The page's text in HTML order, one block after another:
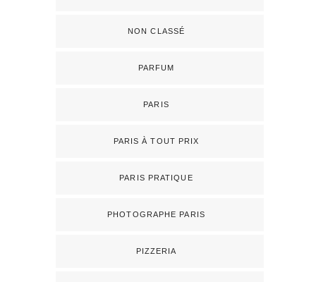
NON CLASSÉ
PARFUM
PARIS
PARIS À TOUT PRIX
PARIS PRATIQUE
PHOTOGRAPHE PARIS
PIZZERIA